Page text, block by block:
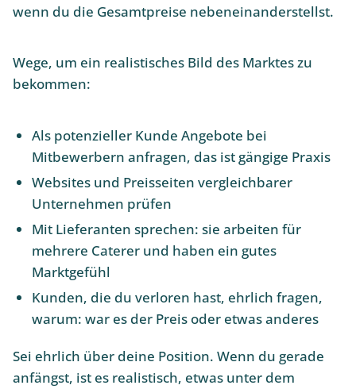
wenn du die Gesamtpreise nebeneinanderstellst.
Wege, um ein realistisches Bild des Marktes zu
bekommen:
Als potenzieller Kunde Angebote bei
Mitbewerbern anfragen, das ist gängige Praxis
Websites und Preisseiten vergleichbarer
Unternehmen prüfen
Mit Lieferanten sprechen: sie arbeiten für
mehrere Caterer und haben ein gutes
Marktgefühl
Kunden, die du verloren hast, ehrlich fragen,
warum: war es der Preis oder etwas anderes
Sei ehrlich über deine Position. Wenn du gerade
anfängst, ist es realistisch, etwas unter dem